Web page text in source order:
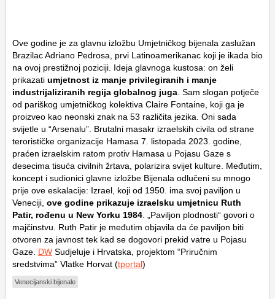
Ove godine je za glavnu izložbu Umjetničkog bijenala zaslužan
Brazilac Adriano Pedrosa, prvi Latinoamerikanac koji je ikada bio
na ovoj prestižnoj poziciji. Ideja glavnoga kustosa: on želi
prikazati umjetnost iz manje privilegiranih i manje
industrijaliziranih regija globalnog juga . Sam slogan potječe
od pariškog umjetničkog kolektiva Claire Fontaine, koji ga je
proizveo kao neonski znak na 53 različita jezika. Oni sada
svijetle u “Arsenalu”. Brutalni masakr izraelskih civila od strane
terorističke organizacije Hamasa 7. listopada 2023. godine,
praćen izraelskim ratom protiv Hamasa u Pojasu Gaze s
desecima tisuća civilnih žrtava, polarizira svijet kulture. Međutim,
koncept i sudionici glavne izložbe Bijenala odlučeni su mnogo
prije ove eskalacije: Izrael, koji od 1950. ima svoj paviljon u
Veneciji, ove godine prikazuje izraelsku umjetnicu Ruth
Patir, rođenu u New Yorku 1984 . „Paviljon plodnosti“ govori o
majčinstvu. Ruth Patir je međutim objavila da će paviljon biti
otvoren za javnost tek kad se dogovori prekid vatre u Pojasu
Gaze. DW Sudjeluje i Hrvatska, projektom “Priručnim
sredstvima” Vlatke Horvat (tportal)
Venecijanski bijenale